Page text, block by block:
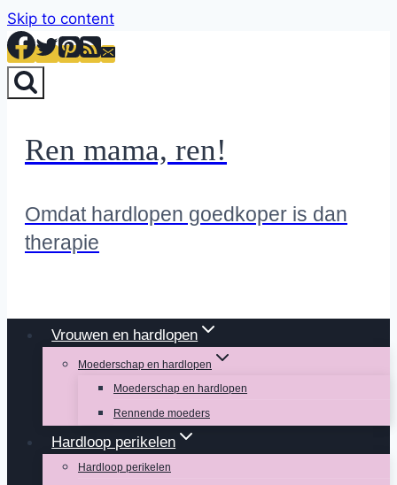
Skip to content
Ren mama, ren!
Omdat hardlopen goedkoper is dan
therapie
Vrouwen en hardlopen
Moederschap en hardlopen
Moederschap en hardlopen
Rennende moeders
Hardloop perikelen
Hardloop perikelen